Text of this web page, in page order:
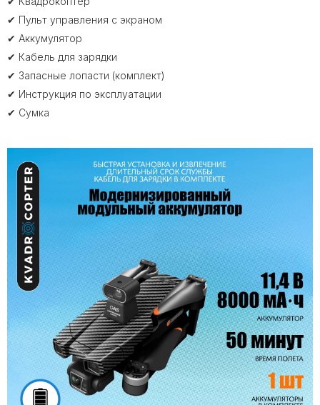
✔ Пульт управления с экраном
✔ Аккумулятор
✔ Кабель для зарядки
✔ Запасные лопасти (комплект)
✔ Инструкция по эксплуатации
✔ Сумка